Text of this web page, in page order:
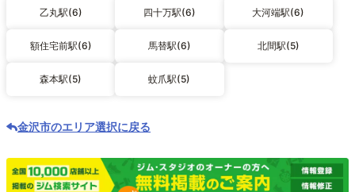
乙丸駅(6) 四十万駅(6) 大河端駅(6)
額住宅前駅(6) 馬替駅(6) 北間駅(5)
森本駅(5) 蚊爪駅(5)
金沢市のエリア選択に戻る